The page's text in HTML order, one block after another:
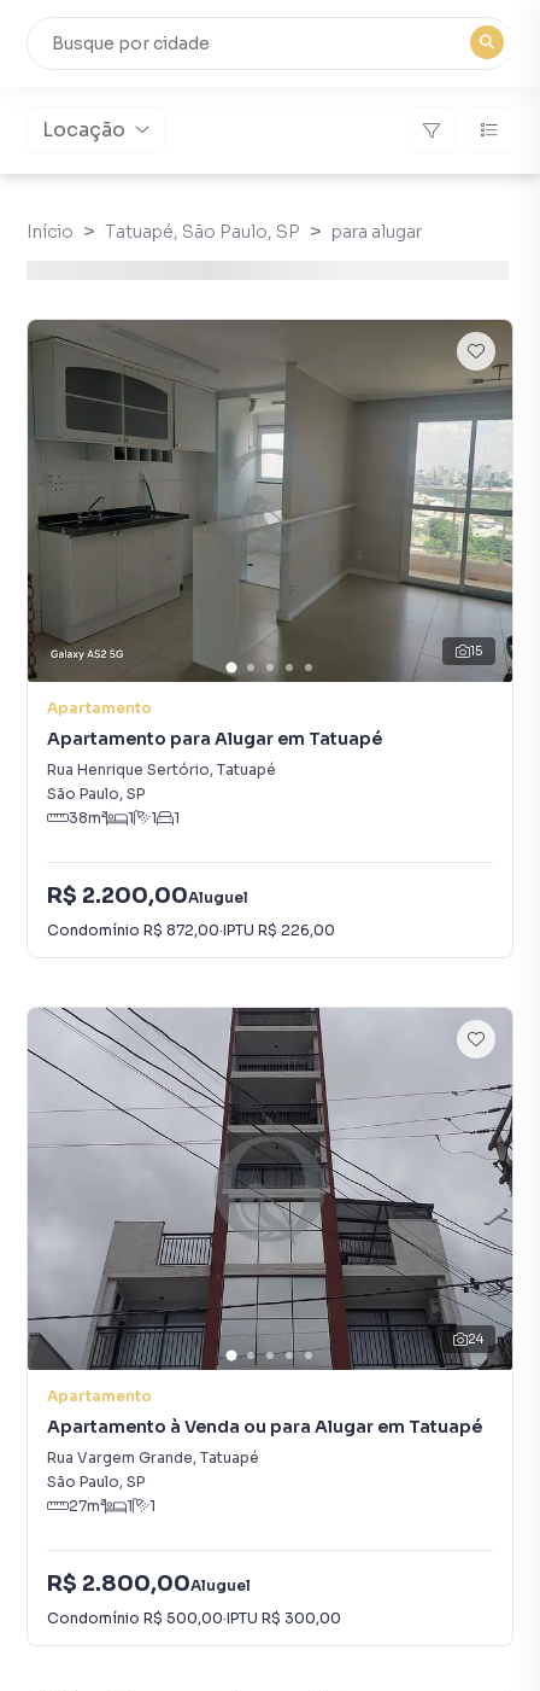
Locação
Início Tatuapé, São Paulo, SP para alugar
15
Apartamento
Apartamento para Alugar em Tatuapé
Rua Henrique Sertório, Tatuapé
São Paulo, SP
38m² 1 1 1
R$ 2.200,00Aluguel
Condomínio R$ 872,00·IPTU R$ 226,00
24
Apartamento
Apartamento à Venda ou para Alugar em Tatuapé
Rua Vargem Grande, Tatuapé
São Paulo, SP
27m² 1 1
R$ 2.800,00Aluguel
Condomínio R$ 500,00·IPTU R$ 300,00